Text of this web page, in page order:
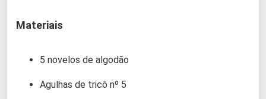
Materiais
5 novelos de algodão
Agulhas de tricô nº 5